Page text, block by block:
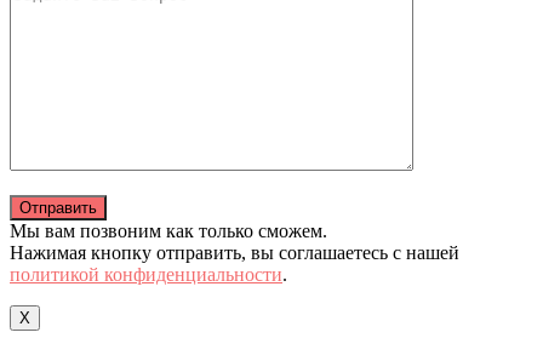
Мы вам позвоним как только сможем.
Нажимая кнопку отправить, вы соглашаетесь с нашей
политикой конфиденциальности.
X